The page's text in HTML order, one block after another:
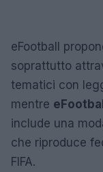
eFootball
soprattutto
tematici con
mentre
include una
che riproduce
FIFA.